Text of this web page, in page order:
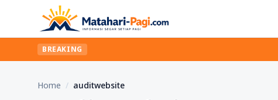
BREAKING
Home / auditwebsite